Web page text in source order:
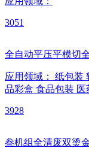
3051
全自动平压平模切
应用领域： 纸包装
品彩盒 食品包装 医
3928
叁机组全清废双烫